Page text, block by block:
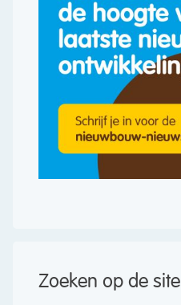
Zoeken op de site